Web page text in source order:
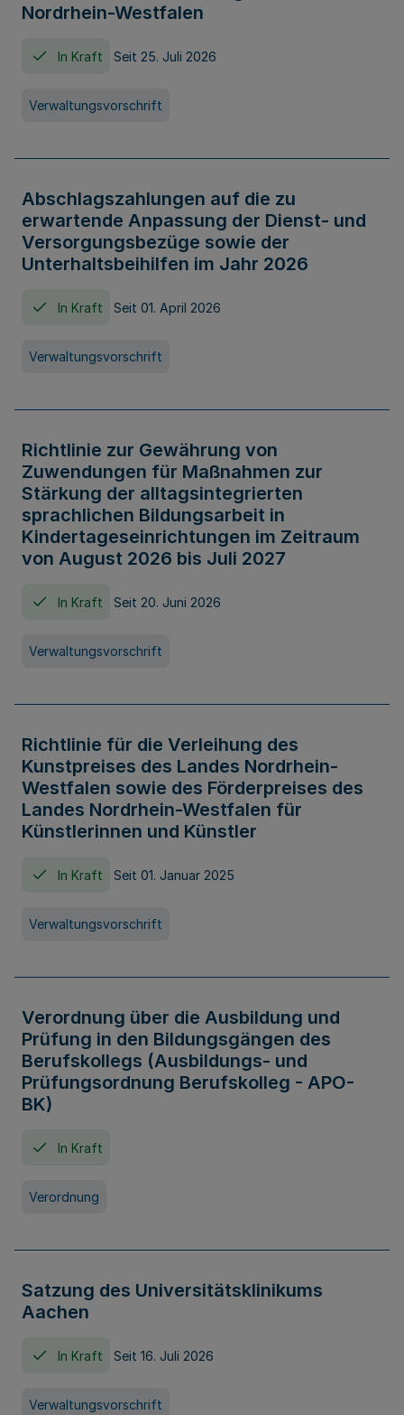
Nordrhein-Westfalen
In Kraft Seit 25. Juli 2026
Verwaltungsvorschrift
Abschlagszahlungen auf die zu
erwartende Anpassung der Dienst- und
Versorgungsbezüge sowie der
Unterhaltsbeihilfen im Jahr 2026
In Kraft Seit 01. April 2026
Verwaltungsvorschrift
Richtlinie zur Gewährung von
Zuwendungen für Maßnahmen zur
Stärkung der alltagsintegrierten
sprachlichen Bildungsarbeit in
Kindertageseinrichtungen im Zeitraum
von August 2026 bis Juli 2027
In Kraft Seit 20. Juni 2026
Verwaltungsvorschrift
Richtlinie für die Verleihung des
Kunstpreises des Landes Nordrhein-
Westfalen sowie des Förderpreises des
Landes Nordrhein-Westfalen für
Künstlerinnen und Künstler
In Kraft Seit 01. Januar 2025
Verwaltungsvorschrift
Verordnung über die Ausbildung und
Prüfung in den Bildungsgängen des
Berufskollegs (Ausbildungs- und
Prüfungsordnung Berufskolleg - APO-
BK)
In Kraft
Verordnung
Satzung des Universitätsklinikums
Aachen
In Kraft Seit 16. Juli 2026
Verwaltungsvorschrift